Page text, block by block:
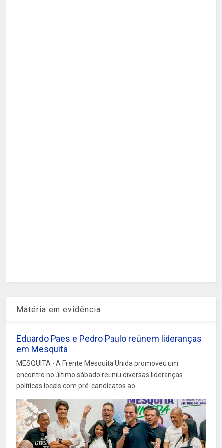
Matéria em evidência
Eduardo Paes e Pedro Paulo reúnem lideranças
em Mesquita
MESQUITA - A Frente Mesquita Unida promoveu um
encontro no último sábado reuniu diversas lideranças
políticas locais com pré-candidatos ao ...